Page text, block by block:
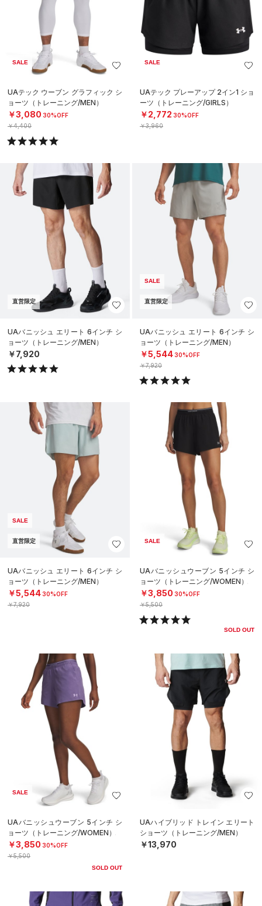
SALE
UAテック ウーブン グラフィック シ
ョーツ（トレーニング/MEN）
￥3,080 30%OFF
￥4,400
SALE
UAテック プレーアップ 2イン1 ショ
ーツ（トレーニング/GIRLS）
￥2,772 30%OFF
￥3,960
直営限定
UAバニッシュ エリート 6インチ シ
ョーツ（トレーニング/MEN）
￥7,920
SALE
直営限定
UAバニッシュ エリート 6インチ シ
ョーツ（トレーニング/MEN）
￥5,54430%OFF
￥7,920
SALE
直営限定
UAバニッシュ エリート 6インチ シ
ョーツ（トレーニング/MEN）
￥5,54430%OFF
￥7,920
SALE
UAバニッシュウーブン 5インチ シ
ョーツ（トレーニング/WOMEN）
￥3,850 30%OFF
￥5,500
SOLD OUT
SALE
UAバニッシュウーブン 5インチ シ
ョーツ（トレーニング/WOMEN）
￥3,850 30%OFF
￥5,500
SOLD OUT
UAハイブリッド トレイン エリート
ショーツ（トレーニング/MEN）
￥13,970